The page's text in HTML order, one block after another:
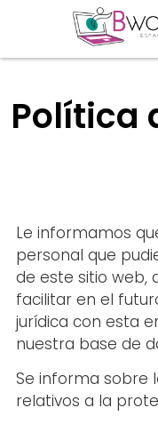
Política
Le informamos
personal que
de este sitio web,
facilitar en el
jurídica con esta
nuestra base de
Se informa sobre
relativos a la